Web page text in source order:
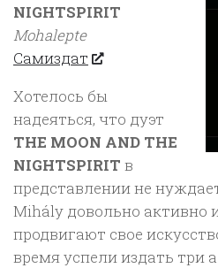
NIGHTSPIRIT
Mohalepte
Самиздат
Хотелось бы
надеяться, что дуэт
THE MOON AND THE
NIGHTSPIRIT в
представлении не
Mihály довольно активно
продвигают свое
время успели издать три